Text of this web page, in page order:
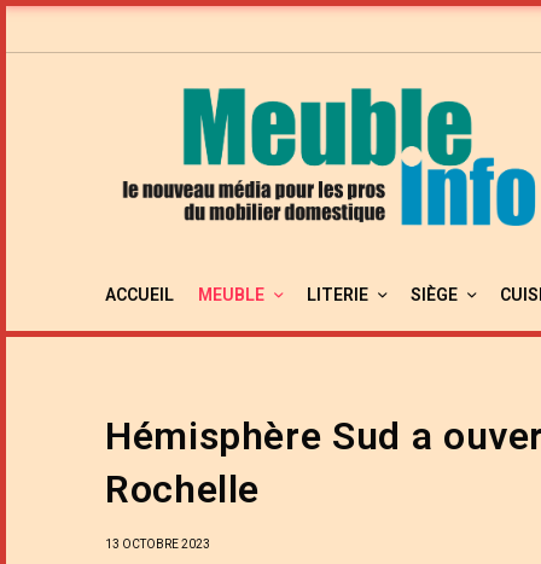
ACCUEIL MEUBLE LITERIE SIÈGE
Hémisphère Sud a
Rochelle
13 OCTOBRE 2023